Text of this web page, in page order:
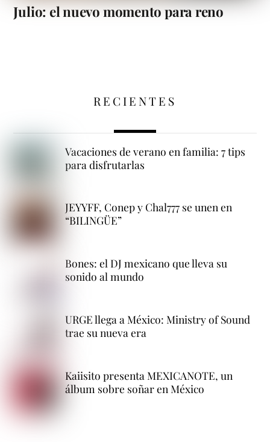
Julio: el nuevo momento para reno
RECIENTES
Vacaciones de verano en familia: 7 tips
para disfrutarlas
JEYYFF, Conep y Chal777 se unen en
“BILINGÜE”
Bones: el DJ mexicano que lleva su
sonido al mundo
URGE llega a México: Ministry of Sound
trae su nueva era
Kaiisito presenta MEXICANOTE, un
álbum sobre soñar en México